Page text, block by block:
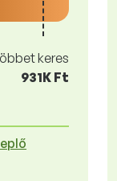
keres
931K Ft